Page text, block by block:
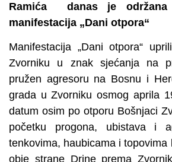
Ramića danas je
manifestacija „Dani otpora“
Manifestacija „Dani otpora“
Zvorniku u znak sjećanja na
pružen agresoru na Bosnu i
grada u Zvorniku osmog aprila
datum osim po otporu Bošnjaci
početku progona, ubistava i
tenkovima, haubicama i topovima
obje strane Drine prema